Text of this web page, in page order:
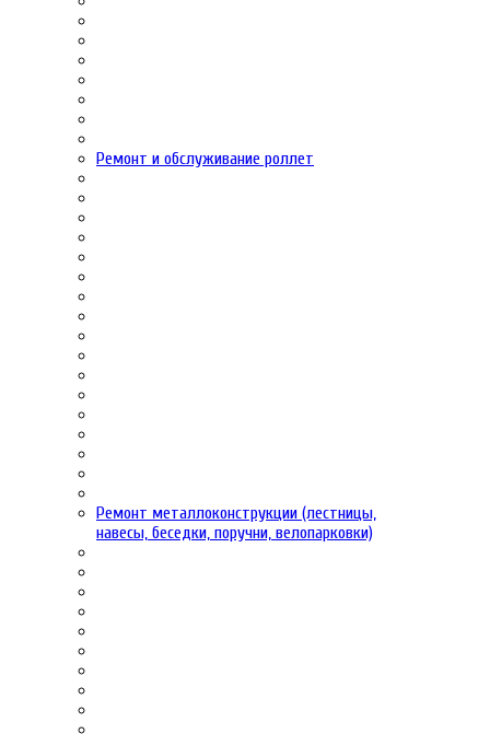
Ремонт и обслуживание роллет
Ремонт металлоконструкции (лестницы,
навесы, беседки, поручни, велопарковки)